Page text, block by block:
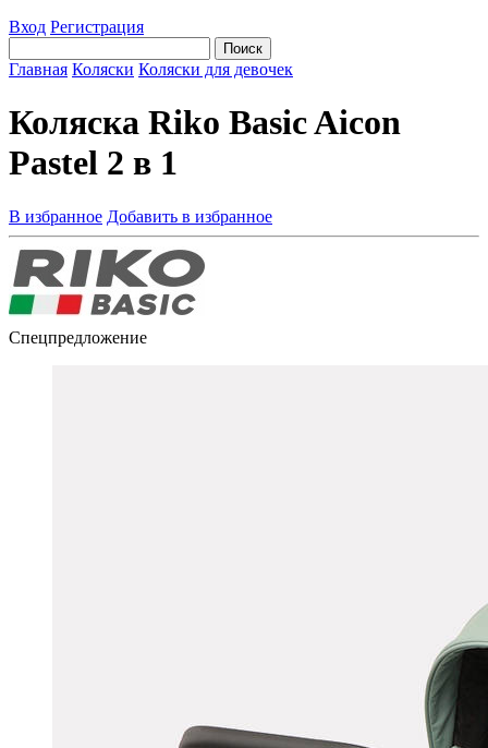
Вход Регистрация
Главная Коляски Коляски для девочек
Коляска Riko Basic Aicon
Pastel 2 в 1
В избранное Добавить в избранное
Спецпредложение